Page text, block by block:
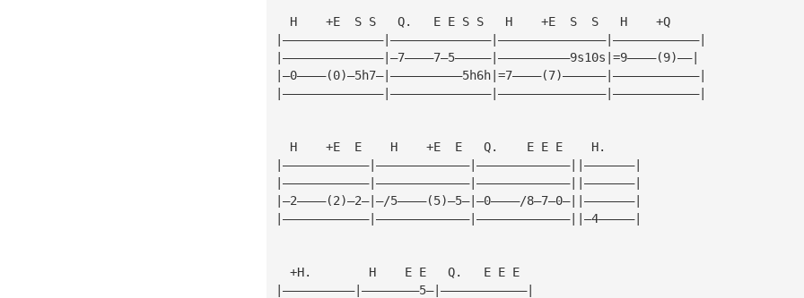
  H    +E  S S   Q.   E E S S   H    +E  S  S   H    +Q
|——————————————|——————————————|———————————————|————————————|
|——————————————|—7————7—5—————|——————————9s10s|=9————(9)——|
|—0————(0)—5h7—|——————————5h6h|=7————(7)——————|————————————|
|——————————————|——————————————|———————————————|————————————|
  H    +E  E    H    +E  E   Q.    E E E    H.
|————————————|—————————————|—————————————||———————|
|————————————|—————————————|—————————————||———————|
|—2————(2)—2—|—/5————(5)—5—|—0————/8—7—0—||———————|
|————————————|—————————————|—————————————||—4—————|
  +H.        H    E E   Q.   E E E
|——————————|————————5—|————————————|